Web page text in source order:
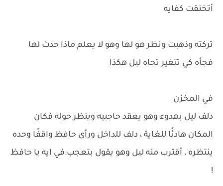
أتخنقت كفايه
تركته وذهبت ونظر هو لها وهو لا يعلم ماذا حدث لها
فجأه كي تتغير تجاه ليل هكذا
في المخزن
دلف ليل بهدوء وهو يعقد حاجبيه وينظر حوله فكان
المكان هادئًا للغاية ، دلف للداخل ورأى حافظ واقفًا وحده
ينتظره ، أقترب منه ليل وهو يقول بتعجب:في ايه يا حافظ
!